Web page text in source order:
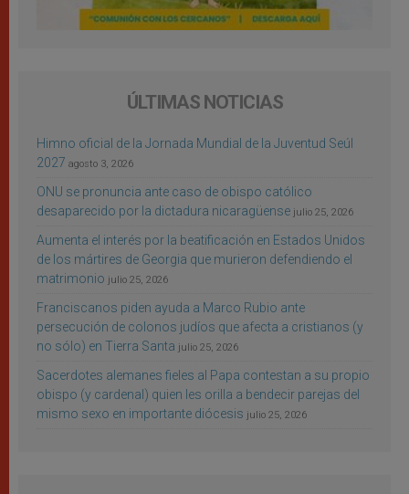
ÚLTIMAS NOTICIAS
Himno oficial de la Jornada Mundial de la Juventud Seúl
2027 agosto 3, 2026
ONU se pronuncia ante caso de obispo católico
desaparecido por la dictadura nicaragüense julio 25, 2026
Aumenta el interés por la beatificación en Estados Unidos
de los mártires de Georgia que murieron defendiendo el
matrimonio julio 25, 2026
Franciscanos piden ayuda a Marco Rubio ante
persecución de colonos judíos que afecta a cristianos (y
no sólo) en Tierra Santa julio 25, 2026
Sacerdotes alemanes fieles al Papa contestan a su propio
obispo (y cardenal) quien les orilla a bendecir parejas del
mismo sexo en importante diócesis julio 25, 2026